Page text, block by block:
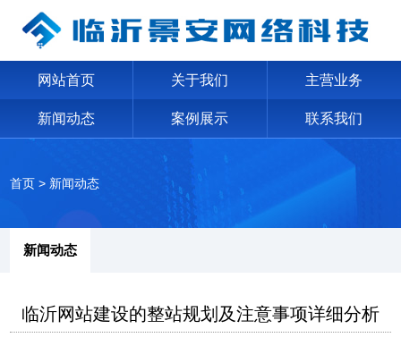
网站首页 关于我们 主营业务
新闻动态 案例展示 联系我们
首页 > 新闻动态
新闻动态
临沂网站建设的整站规划及注意事项详细分析